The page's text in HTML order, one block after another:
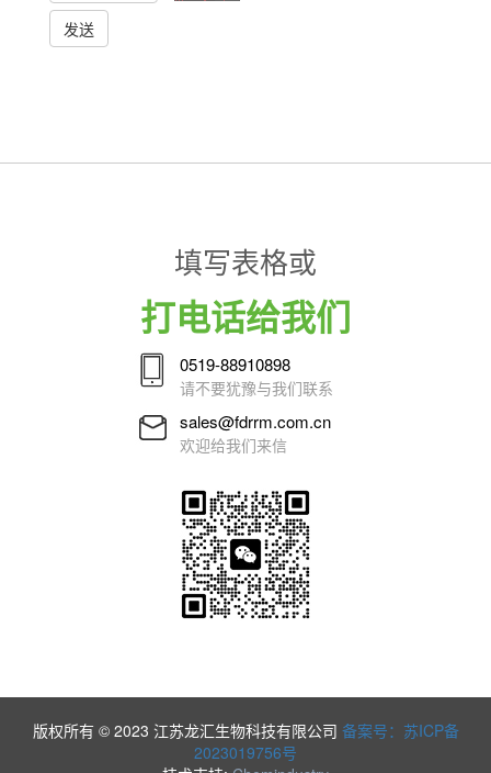
发送
填写表格或
打电话给我们
0519-88910898
请不要犹豫与我们联系
sales@fdrrm.com.cn
欢迎给我们来信
版权所有 © 2023 江苏龙汇生物科技有限公司 备案号：苏ICP备
2023019756号